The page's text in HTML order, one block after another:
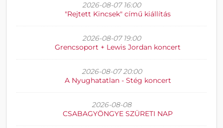
2026-08-07 16:00
"Rejtett Kincsek" című kiállítás
2026-08-07 19:00
Grencsoport + Lewis Jordan koncert
2026-08-07 20:00
A Nyughatatlan - Stég koncert
2026-08-08
CSABAGYÖNGYE SZÜRETI NAP